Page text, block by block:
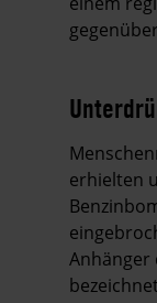
erhielten
Anhänger